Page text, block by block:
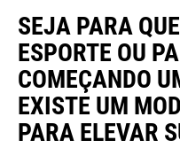
SEJA PARA
ESPORTE OU
COMEÇANDO
EXISTE UM
PARA ELEVAR